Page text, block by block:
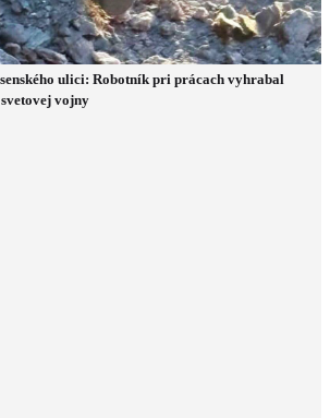
ulici: Robotník pri prácach vyhrabal
vojny